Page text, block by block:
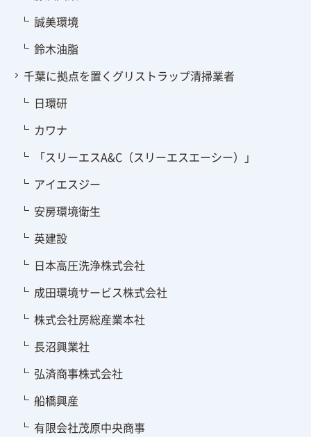
誠美環境
鈴木油脂
千葉に拠点を置くグリストラップ清掃業者
日環研
カワナ
「スリーエスA&C（スリーエスエーシー）」
アイエスジー
安房環境衛生
英建設
日本高圧洗浄株式会社
成田環境サービス株式会社
株式会社房総産業本社
長沼興業社
弘済商事株式会社
船橋興産
有限会社茂原中央商事